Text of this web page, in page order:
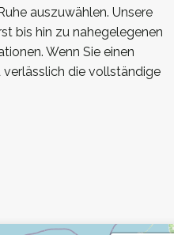
auszuwählen. Unsere
bis hin zu nahegelegenen
Wenn Sie einen
die vollständige